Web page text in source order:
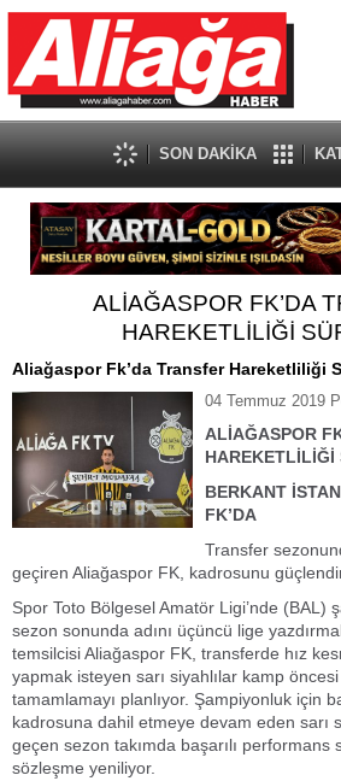
SON DAKİKA
ALİAĞASPOR FK’DA
HAREKETLİLİĞİ
Aliağaspor Fk’da Transfer Hareketliliği
04 Temmuz 2019
ALİAĞASPOR
HAREKETLİLİĞİ
BERKANT
FK’DA
Transfer
geçiren Aliağaspor FK, kadrosunu
Spor Toto Bölgesel Amatör Ligi’nde (BAL)
sezon sonunda adını üçüncü lige
temsilcisi Aliağaspor FK, transferde hız
yapmak isteyen sarı siyahlılar kamp öncesi
tamamlamayı planlıyor. Şampiyonluk için
kadrosuna dahil etmeye devam eden sarı
geçen sezon takımda başarılı performans
sözleşme yeniliyor.